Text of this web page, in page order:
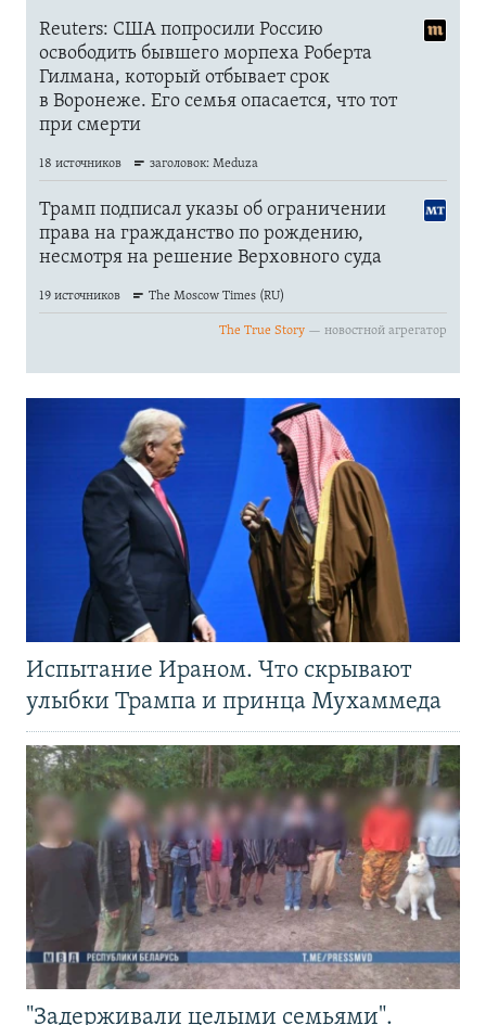
Испытание Ираном. Что скрывают
улыбки Трампа и принца Мухаммеда
"Задерживали целыми семьями".